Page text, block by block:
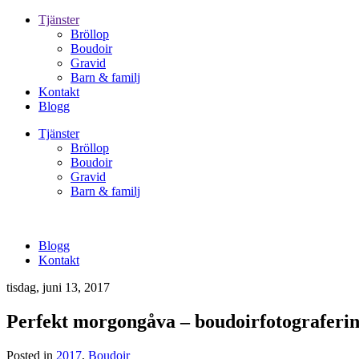
Tjänster
Bröllop
Boudoir
Gravid
Barn & familj
Kontakt
Blogg
Tjänster
Bröllop
Boudoir
Gravid
Barn & familj
Blogg
Kontakt
tisdag, juni 13, 2017
Perfekt morgongåva –
Posted in 2017, Boudoir